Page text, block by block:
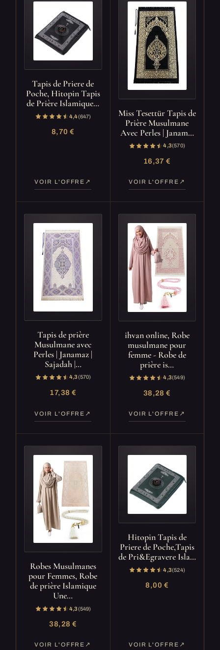
Tapis de Priere de
Poche, Hitopin Tapis
de Prière Islamique…
4,4(647)
8,70 €
VOIR L'OFFRE
Miss Tesettür Tapis de
Prière Musulmane
Avec Perles | Janam…
4,3(570)
16,37 €
VOIR L'OFFRE
Tapis de prière
Musulmane avec
Perles | Janamaz |
Sajadah |…
4,3(570)
17,38 €
VOIR L'OFFRE
ihvan online, Robe
musulmane pour
femme - Robe de
prière is…
4,3(549)
38,28 €
VOIR L'OFFRE
Robes Musulmanes
pour Femmes, Robe
de prière Islamique
Une…
4,3(549)
38,28 €
VOIR L'OFFRE
Hitopin Tapis de
Priere de Poche,Tapis
de Pri&Egravere Isla…
4,3(524)
8,00 €
VOIR L'OFFRE